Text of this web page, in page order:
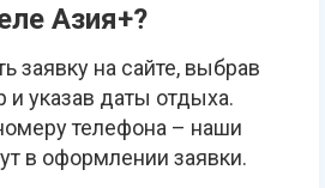
Азия+?
заявку на сайте, выбрав
указав даты отдыха.
телефона – наши
в оформлении заявки.